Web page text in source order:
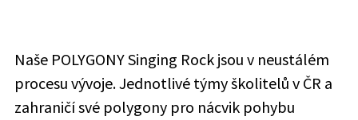
Naše POLYGONY Singing Rock jsou v neustálém
procesu vývoje. Jednotlivé týmy školitelů v ČR a
zahraničí své polygony pro nácvik pohybu